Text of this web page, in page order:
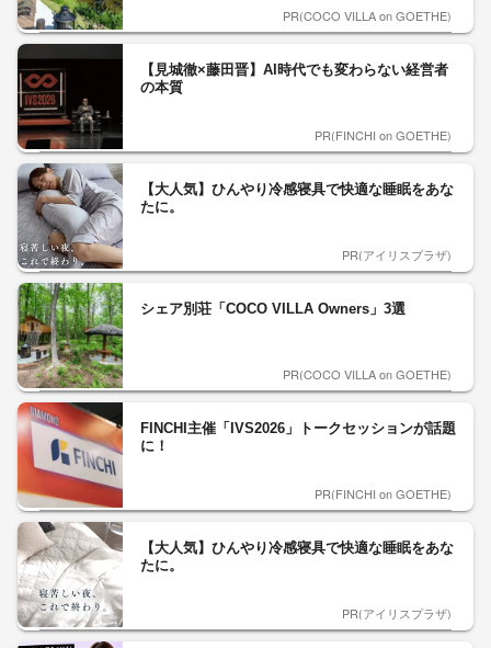
PR(COCO VILLA on GOETHE)
【見城徹×藤田晋】AI時代でも変わらない経営者
の本質
PR(FINCHI on GOETHE)
【大人気】ひんやり冷感寝具で快適な睡眠をあな
たに。
PR(アイリスプラザ)
シェア別荘「COCO VILLA Owners」3選
PR(COCO VILLA on GOETHE)
FINCHI主催「IVS2026」トークセッションが話題
に！
PR(FINCHI on GOETHE)
【大人気】ひんやり冷感寝具で快適な睡眠をあな
たに。
PR(アイリスプラザ)